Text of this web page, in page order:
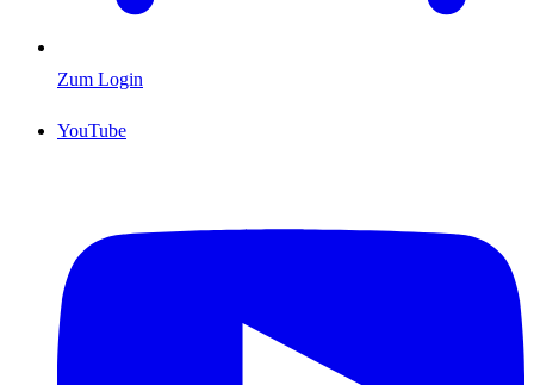
Zum Login
YouTube